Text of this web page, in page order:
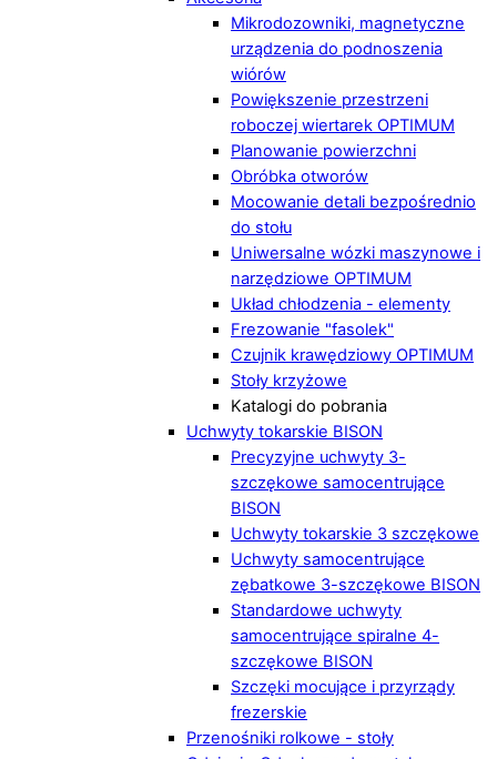
Mikrodozowniki, magnetyczne
urządzenia do podnoszenia
wiórów
Powiększenie przestrzeni
roboczej wiertarek OPTIMUM
Planowanie powierzchni
Obróbka otworów
Mocowanie detali bezpośrednio
do stołu
Uniwersalne wózki maszynowe i
narzędziowe OPTIMUM
Układ chłodzenia - elementy
Frezowanie "fasolek"
Czujnik krawędziowy OPTIMUM
Stoły krzyżowe
Katalogi do pobrania
Uchwyty tokarskie BISON
Precyzyjne uchwyty 3-
szczękowe samocentrujące
BISON
Uchwyty tokarskie 3 szczękowe
Uchwyty samocentrujące
zębatkowe 3-szczękowe BISON
Standardowe uchwyty
samocentrujące spiralne 4-
szczękowe BISON
Szczęki mocujące i przyrządy
frezerskie
Przenośniki rolkowe - stoły